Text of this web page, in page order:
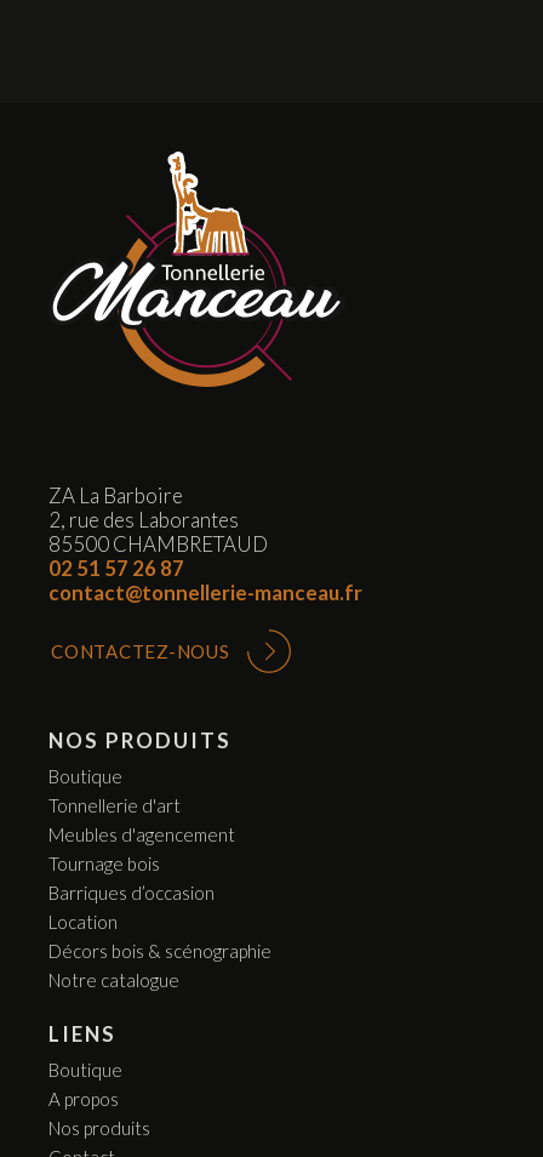
ZA La Barboire
2, rue des Laborantes
85500 CHAMBRETAUD
02 51 57 26 87
contact@tonnellerie-manceau.fr
CONTACTEZ-NOUS
NOS PRODUITS
Boutique
Tonnellerie d'art
Meubles d'agencement
Tournage bois
Barriques d’occasion
Location
Décors bois & scénographie
Notre catalogue
LIENS
Boutique
A propos
Nos produits